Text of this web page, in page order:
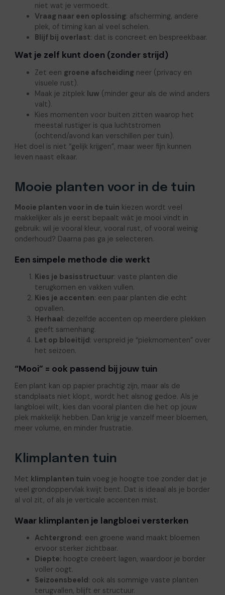
niet wat je vermoedt.
Vraag naar een oplossing: afscherming, andere
plek, of timing kan al veel schelen.
Blijf bij overlast: dat is concreet en bespreekbaar.
Wat je zelf kunt doen (zonder strijd)
Zet een groene afscheiding neer (privacy en
visuele rust).
Maak je zitplek luw (minder geur als de wind anders
valt).
Kies momenten voor buiten zitten waarop het
meestal rustiger is qua luchtstromen
(ochtend/avond kan verschillen per tuin).
Het doel is niet “gelijk krijgen”, maar weer fijn kunnen
leven naast elkaar.
Mooie planten voor in de tuin
Mooie planten voor in de tuin kiezen wordt veel
makkelijker als je eerst bepaalt wát je mooi vindt in
gebruik: wil je vooral kleur, vooral rust, of vooral weinig
onderhoud? Daarna pas ga je selecteren.
Een simpele methode die werkt
Kies je basisstructuur: vaste planten die
terugkomen en vakken vullen.
Kies je accenten: een paar planten die echt
opvallen.
Herhaal : dezelfde accenten op meerdere plekken
geeft samenhang.
Let op bloeitijd : verspreid je “piekmomenten” over
het seizoen.
“Mooi” = ook passend bij jouw tuin
Een plant kan op papier prachtig zijn, maar als de
standplaats niet klopt, wordt het alsnog gedoe. Als je
langbloei wilt, kies dan vooral planten die het op jouw
plek makkelijk hebben. Dan krijg je vanzelf meer bloemen,
meer volume, en minder frustratie.
Klimplanten tuin
Met klimplanten tuin voeg je hoogte toe zonder dat je
veel grondoppervlak kwijt bent. Dat is ideaal als je border
al vol zit, of als je verticale accenten mist.
Waar klimplanten je langbloei versterken
Achtergrond: een groene wand maakt bloemen
ervoor sterker zichtbaar.
Diepte: hoogte creëert lagen, waardoor je border
voller oogt.
Seizoensbeeld: ook als sommige vaste planten
terugvallen, blijft er structuur.